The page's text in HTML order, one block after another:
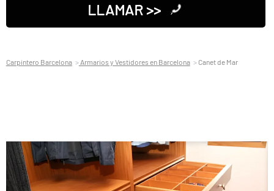
LLAMAR >>
Carpintero Barcelona Armarios y Vestidores en Barcelona Canet de Mar